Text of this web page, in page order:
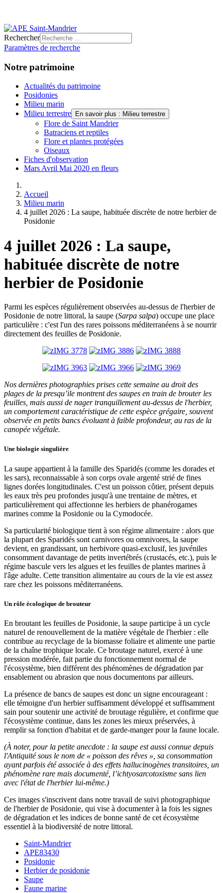
Rechercher
Paramètres de recherche
Notre patrimoine
Actualités du patrimoine
Posidonies
Milieu marin
Milieu terrestre
En savoir plus : Milieu terrestre
Flore de Saint Mandrier
Batraciens et reptiles
Flore et plantes protégées
Oiseaux
Fiches d'observation
Mars Avril Mai 2020 en fleurs
Accueil
Milieu marin
4 juillet 2026 : La saupe, habituée discrète de notre herbier de
Posidonie
4 juillet 2026 : La saupe,
habituée discrète de notre
herbier de Posidonie
Parmi les espèces régulièrement observées au-dessus de l'herbier de
Posidonie de notre littoral, la saupe (Sarpa salpa) occupe une place
particulière : c'est l'un des rares poissons méditerranéens à se nourrir
directement des feuilles de Posidonie.
Nos dernières photographies prises cette semaine au droit des
plages de la presqu’ile montrent des saupes en train de brouter les
feuilles, mais aussi de nager tranquillement au-dessus de l'herbier,
un comportement caractéristique de cette espèce grégaire, souvent
observée en petits bancs évoluant à faible profondeur, au ras de la
canopée végétale.
Une biologie singulière
La saupe appartient à la famille des Sparidés (comme les dorades et
les sars), reconnaissable à son corps ovale argenté strié de fines
lignes dorées longitudinales. C'est un poisson côtier, présent depuis
les eaux très peu profondes jusqu'à une trentaine de mètres, et
particulièrement qui affectionne les herbiers de phanérogames
marines comme la Posidonie ou la Cymodocée.
Sa particularité biologique tient à son régime alimentaire : alors que
la plupart des Sparidés sont carnivores ou omnivores, la saupe
devient, en grandissant, un herbivore quasi-exclusif, les juvéniles
consomment davantage de petits invertébrés (crustacés, etc.), puis le
régime bascule vers les algues et les feuilles de plantes marines à
l'âge adulte. Cette transition alimentaire au cours de la vie est assez
rare chez les poissons méditerranéens.
Un rôle écologique de brouteur
En broutant les feuilles de Posidonie, la saupe participe à un cycle
naturel de renouvellement de la matière végétale de l'herbier : elle
contribue au recyclage de la biomasse foliaire et alimente une partie
de la chaîne trophique locale. Ce broutage naturel, exercé à une
pression modérée, fait partie du fonctionnement normal de
l'écosystème, bien différent des phénomènes de dégradation par
ensablement ou abrasion que nous documentons par ailleurs.
La présence de bancs de saupes est donc un signe encourageant :
elle témoigne d'un herbier suffisamment développé et suffisamment
sain pour soutenir une activité de broutage régulière, et confirme que
l'écosystème continue, dans les zones les mieux préservées, à
remplir sa fonction d'habitat et de garde-manger pour la faune locale.
(À noter, pour la petite anecdote : la saupe est aussi connue depuis
l'Antiquité sous le nom de « poisson des rêves », sa consommation
ayant parfois été associée à des effets hallucinogènes transitoires, un
phénomène rare mais documenté, l’ichtyosarcotoxisme sans lien
avec l'état de l'herbier lui-même.)
Ces images s'inscrivent dans notre travail de suivi photographique
de l'herbier de Posidonie, qui vise à documenter à la fois les signes
de dégradation et les indices de bonne santé de cet écosystème
essentiel à la biodiversité de notre littoral.
Saint-Mandrier
APE83430
Posidonie
Herbier de posidonie
Saupe
Faune marine